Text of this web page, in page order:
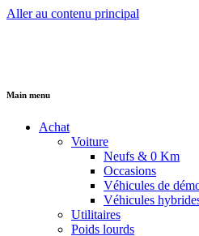
Aller au contenu principal
Main menu
Achat
Voiture
Neufs & 0 Km
Occasions
Véhicules de
Véhicules
Utilitaires
Poids lourds